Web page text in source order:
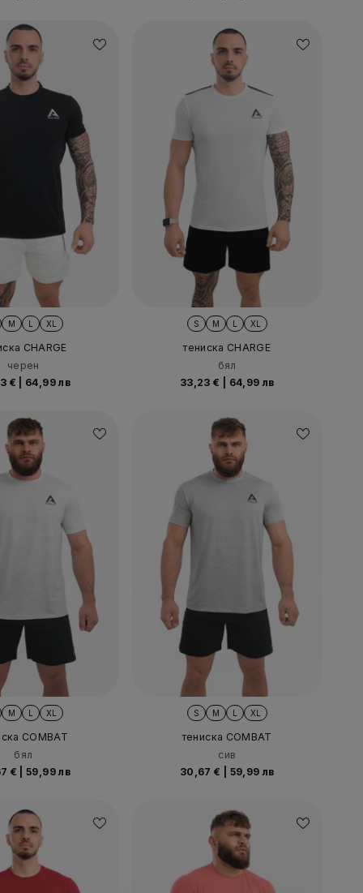
M L XL
CHARGE
черен
€
64,99 лв
S M L XL
тениска CHARGE
бял
33,23 €
64,99 лв
M L XL
COMBAT
бял
€
59,99 лв
S M L XL
тениска COMBAT
сив
30,67 €
59,99 лв